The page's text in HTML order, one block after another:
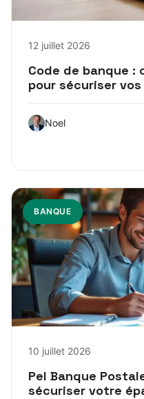
12 juillet 2026
Code de banque :
pour sécuriser
Noel
BANQUE
10 juillet 2026
Pel Banque
sécuriser votre